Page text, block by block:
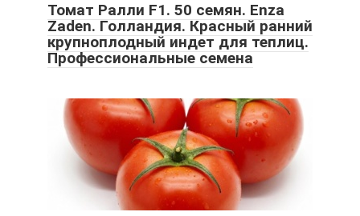
Томат Ралли F1. 50 семян. Enza
Zaden. Голландия. Красный ранний
крупноплодный индет для теплиц.
Профессиональные семена